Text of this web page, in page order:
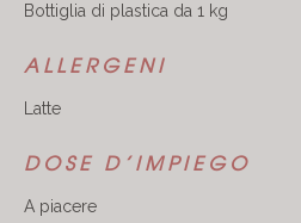
Bottiglia di plastica da 1 kg
ALLERGENI
Latte
DOSE D’IMPIEGO
A piacere